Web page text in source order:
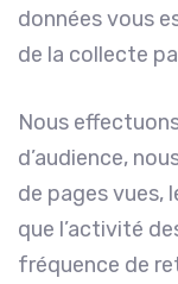
données vous
de la collecte
Nous
d’audience,
de pages vues,
que l’activité
fréquence de